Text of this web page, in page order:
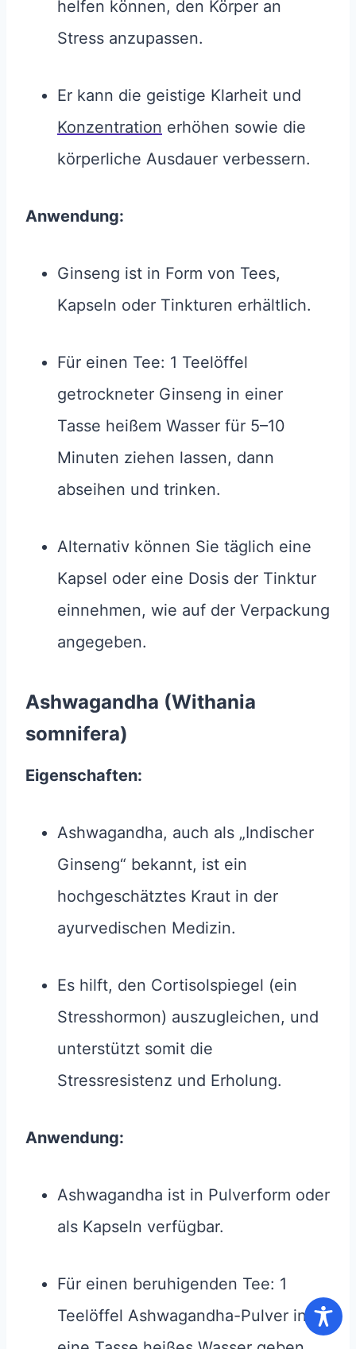
helfen können, den Körper an
Stress anzupassen.
Er kann die geistige Klarheit und
Konzentration erhöhen sowie die
körperliche Ausdauer verbessern.
Anwendung:
Ginseng ist in Form von Tees,
Kapseln oder Tinkturen erhältlich.
Für einen Tee: 1 Teelöffel
getrockneter Ginseng in einer
Tasse heißem Wasser für 5–10
Minuten ziehen lassen, dann
abseihen und trinken.
Alternativ können Sie täglich eine
Kapsel oder eine Dosis der Tinktur
einnehmen, wie auf der Verpackung
angegeben.
Ashwagandha (Withania
somnifera)
Eigenschaften:
Ashwagandha, auch als „Indischer
Ginseng“ bekannt, ist ein
hochgeschätztes Kraut in der
ayurvedischen Medizin.
Es hilft, den Cortisolspiegel (ein
Stresshormon) auszugleichen, und
unterstützt somit die
Stressresistenz und Erholung.
Anwendung:
Ashwagandha ist in Pulverform oder
als Kapseln verfügbar.
Für einen beruhigenden Tee: 1
Teelöffel Ashwagandha-Pulver in